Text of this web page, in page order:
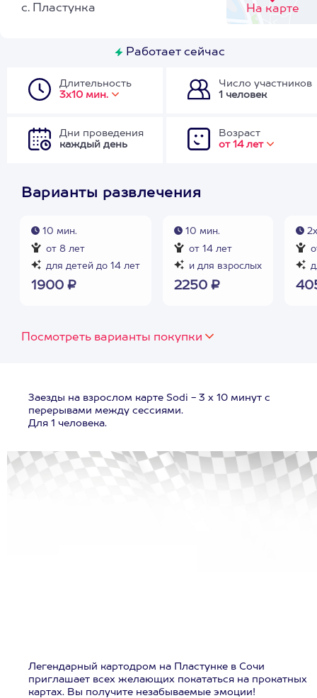
На карте
с. Пластунка
Работает сейчас
Длительность
3х10 мин.
Число участников
1 человек
Дни проведения
каждый день
Возраст
от 14 лет
Варианты развлечения
10 мин.
от 8 лет
для детей до 14 лет
1900 ₽
10 мин.
от 14 лет
и для взрослых
2250 ₽
Посмотреть варианты покупки
Заезды на взрослом карте Sodi - 3 х 10 минут с
перерывами между сессиями.
Для 1 человека.
Легендарный картодром на Пластунке в Сочи
приглашает всех желающих покататься на прокатных
картах. Вы получите незабываемые эмоции!